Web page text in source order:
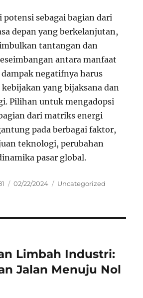
sebagai bagian dari
depan yang berkelanjutan,
tantangan dan
antara manfaat
negatifnya harus
yang bijaksana dan
Pilihan untuk mengadopsi
dari matriks energi
pada berbagai faktor,
teknologi, perubahan
pasar global.
Posted
02/22/2024 Categories
Uncategorized
Limbah Industri:
Jalan Menuju Nol